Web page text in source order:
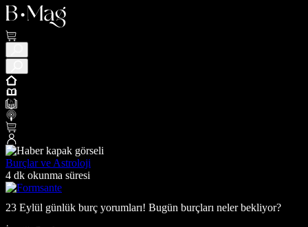
Burçlar ve Astroloji
4 dk okunma süresi
23 Eylül günlük burç yorumları! Bugün burçları neler bekliyor?